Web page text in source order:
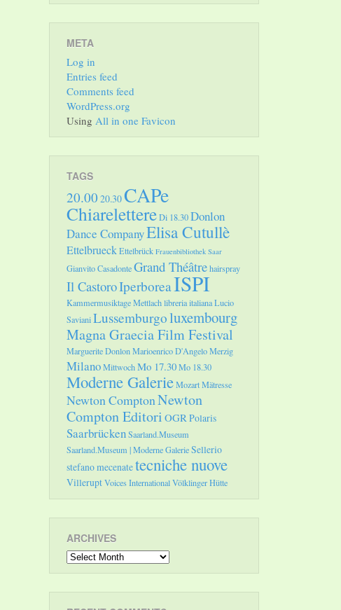
META
Log in
Entries feed
Comments feed
WordPress.org
Using All in one Favicon
TAGS
20.00 20.30CAPe
ChiarelettereDi 18.30Donlon
Dance CompanyElisa Cutullè
EttelbrueckEttelbrück Frauenbibliothek Saar
Gianvito CasadonteGrand Théâtrehairspray
Il CastoroIperboreaISPI
Kammermusiktage Mettlachlibreria italianaLucio
SavianiLussemburgoluxembourg
Magna Graecia Film Festival
Marguerite DonlonMarioenrico D'AngeloMerzig
MilanoMittwochMo 17.30Mo 18.30
Moderne GalerieMozartMätresse
Newton ComptonNewton
Compton Editori OGRPolaris
SaarbrückenSaarland.Museum
Saarland.Museum | Moderne GalerieSellerio
stefano mecenatetecniche nuove
VilleruptVoices InternationalVölklinger Hütte
ARCHIVES
Archives